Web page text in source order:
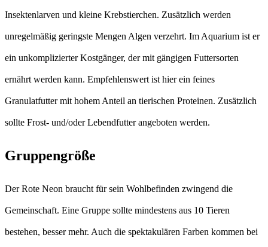
Insektenlarven und kleine Krebstierchen. Zusätzlich werden
unregelmäßig geringste Mengen Algen verzehrt. Im Aquarium ist er
ein unkomplizierter Kostgänger, der mit gängigen Futtersorten
ernährt werden kann. Empfehlenswert ist hier ein feines
Granulatfutter mit hohem Anteil an tierischen Proteinen. Zusätzlich
sollte Frost- und/oder Lebendfutter angeboten werden.
Gruppengröße
Der Rote Neon braucht für sein Wohlbefinden zwingend die
Gemeinschaft. Eine Gruppe sollte mindestens aus 10 Tieren
bestehen, besser mehr. Auch die spektakulären Farben kommen bei